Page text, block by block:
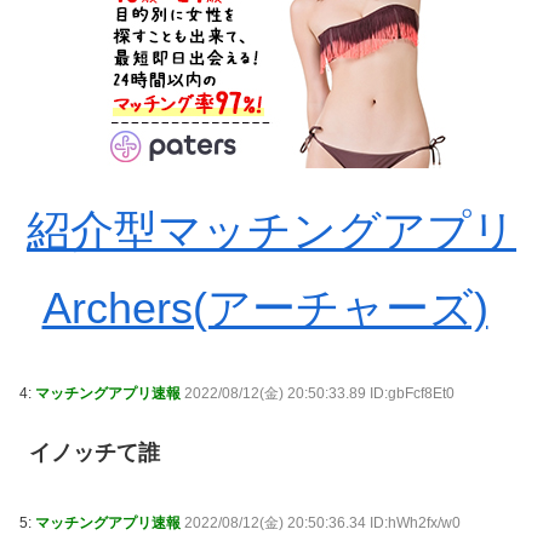
紹介型マッチングアプリ
Archers(アーチャーズ)
4: マッチングアプリ速報 2022/08/12(金) 20:50:33.89 ID:gbFcf8Et0
イノッチて誰
5: マッチングアプリ速報 2022/08/12(金) 20:50:36.34 ID:hWh2fx/w0